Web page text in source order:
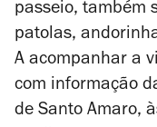
passeio, também
patolas,
A acompanhar a
com informação
de Santo Amaro,